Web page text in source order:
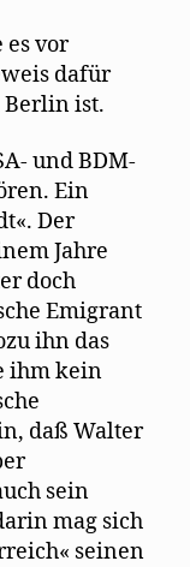
es vor
dafür
ist.
und BDM-
Ein
Der
Jahre
doch
Emigrant
ihn das
ihm kein
daß Walter
sein
mag sich
seinen